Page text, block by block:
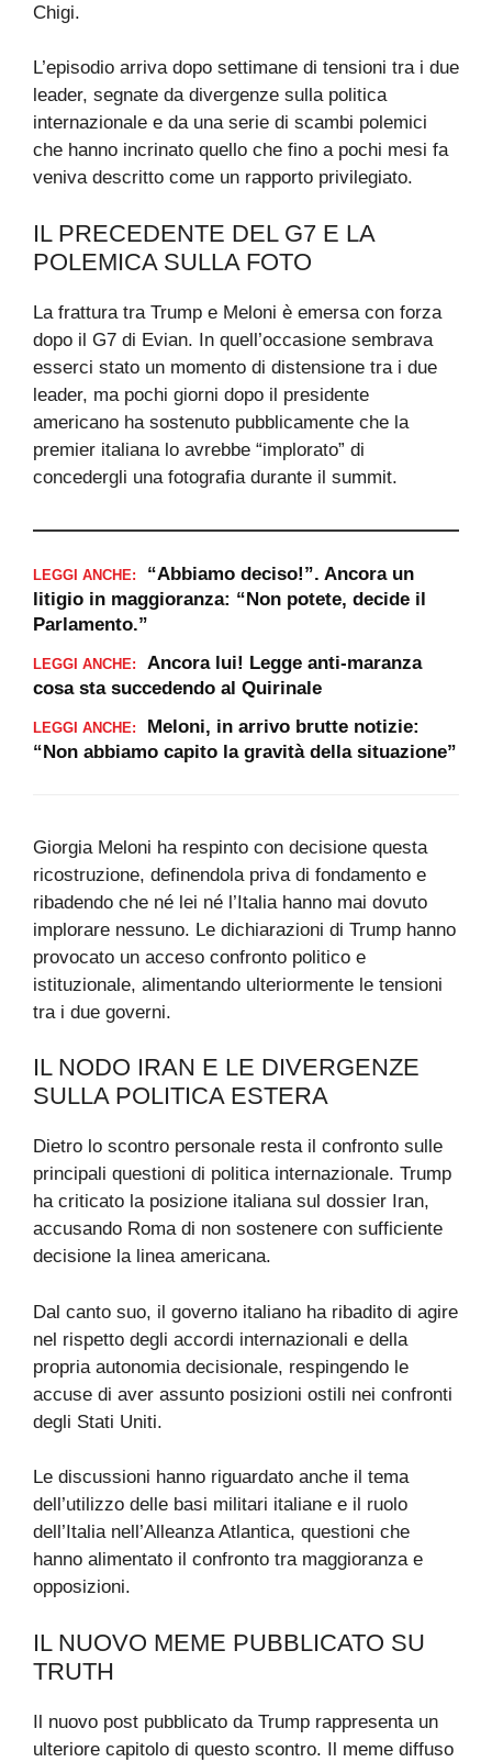
Chigi.
L’episodio arriva dopo settimane di tensioni tra i due
leader, segnate da divergenze sulla politica
internazionale e da una serie di scambi polemici
che hanno incrinato quello che fino a pochi mesi fa
veniva descritto come un rapporto privilegiato.
IL PRECEDENTE DEL G7 E LA
POLEMICA SULLA FOTO
La frattura tra Trump e Meloni è emersa con forza
dopo il G7 di Evian. In quell’occasione sembrava
esserci stato un momento di distensione tra i due
leader, ma pochi giorni dopo il presidente
americano ha sostenuto pubblicamente che la
premier italiana lo avrebbe “implorato” di
concedergli una fotografia durante il summit.
LEGGI ANCHE:
“Abbiamo deciso!”. Ancora un
litigio in maggioranza: “Non potete, decide il
Parlamento.”
LEGGI ANCHE:
Ancora lui! Legge anti-maranza
cosa sta succedendo al Quirinale
LEGGI ANCHE:
Meloni, in arrivo brutte notizie:
“Non abbiamo capito la gravità della situazione”
Giorgia Meloni ha respinto con decisione questa
ricostruzione, definendola priva di fondamento e
ribadendo che né lei né l’Italia hanno mai dovuto
implorare nessuno. Le dichiarazioni di Trump hanno
provocato un acceso confronto politico e
istituzionale, alimentando ulteriormente le tensioni
tra i due governi.
IL NODO IRAN E LE DIVERGENZE
SULLA POLITICA ESTERA
Dietro lo scontro personale resta il confronto sulle
principali questioni di politica internazionale. Trump
ha criticato la posizione italiana sul dossier Iran,
accusando Roma di non sostenere con sufficiente
decisione la linea americana.
Dal canto suo, il governo italiano ha ribadito di agire
nel rispetto degli accordi internazionali e della
propria autonomia decisionale, respingendo le
accuse di aver assunto posizioni ostili nei confronti
degli Stati Uniti.
Le discussioni hanno riguardato anche il tema
dell’utilizzo delle basi militari italiane e il ruolo
dell’Italia nell’Alleanza Atlantica, questioni che
hanno alimentato il confronto tra maggioranza e
opposizioni.
IL NUOVO MEME PUBBLICATO SU
TRUTH
Il nuovo post pubblicato da Trump rappresenta un
ulteriore capitolo di questo scontro. Il meme diffuso